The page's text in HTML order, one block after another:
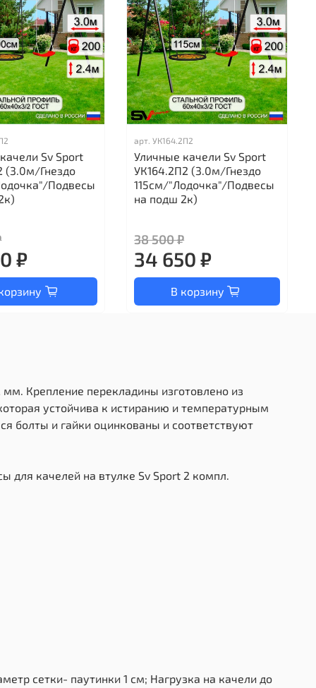
Sv Sport
(3.0м/Гнездо
Подвесы
₽
арт.УК164.2П2
Уличные качели Sv Sport
УК164.2П2 (3.0м/Гнездо
115см/"Лодочка"/Подвесы
на подш 2к)
38 500 ₽
34 650 ₽
В корзину
Крепление перекладины изготовлено из
устойчива к истиранию и температурным
болты и гайки оцинкованы и соответствуют
для качелей на втулке Sv Sport 2 компл.
сетки- паутинки 1 см; Нагрузка на качели до